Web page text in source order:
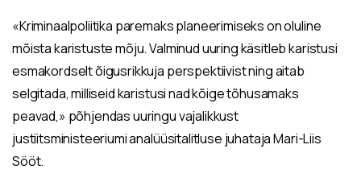
«Kriminaalpoliitika paremaks planeerimiseks on oluline
mõista karistuste mõju. Valminud uuring käsitleb karistusi
esmakordselt õigusrikkuja perspektiivist ning aitab
selgitada, milliseid karistusi nad kõige tõhusamaks
peavad,» põhjendas uuringu vajalikkust
justiitsministeeriumi analüüsitalitluse juhataja Mari-Liis
Sööt.